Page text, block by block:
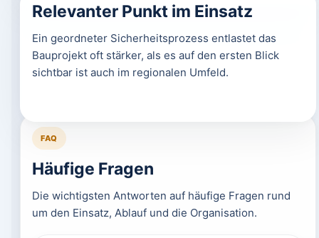
Relevanter Punkt im Einsatz
Ein geordneter Sicherheitsprozess entlastet das
Bauprojekt oft stärker, als es auf den ersten Blick
sichtbar ist auch im regionalen Umfeld.
FAQ
Häufige Fragen
Die wichtigsten Antworten auf häufige Fragen rund
um den Einsatz, Ablauf und die Organisation.